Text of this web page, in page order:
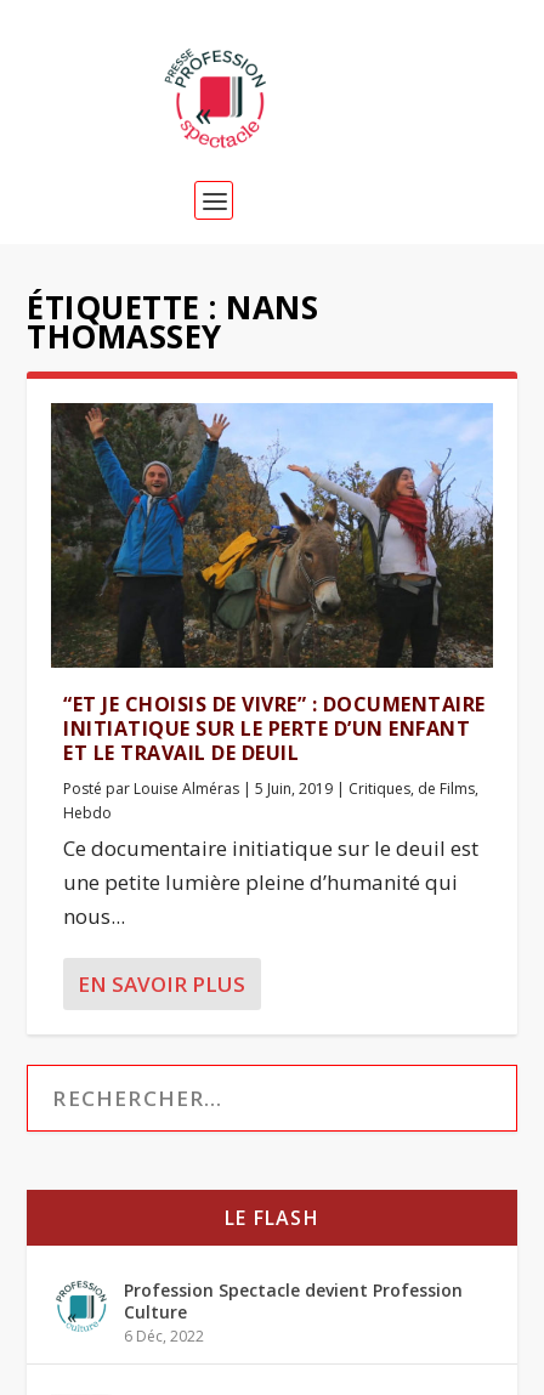
ÉTIQUETTE : NANS
THOMASSEY
“ET JE CHOISIS DE VIVRE” : DOCUMENTAIRE
INITIATIQUE SUR LE PERTE D’UN ENFANT
ET LE TRAVAIL DE DEUIL
Posté par Louise Alméras |5 Juin, 2019 | Critiques, de Films,
Hebdo
Ce documentaire initiatique sur le deuil est
une petite lumière pleine d’humanité qui
nous...
EN SAVOIR PLUS
LE FLASH
Profession Spectacle devient Profession
Culture
6 Déc, 2022